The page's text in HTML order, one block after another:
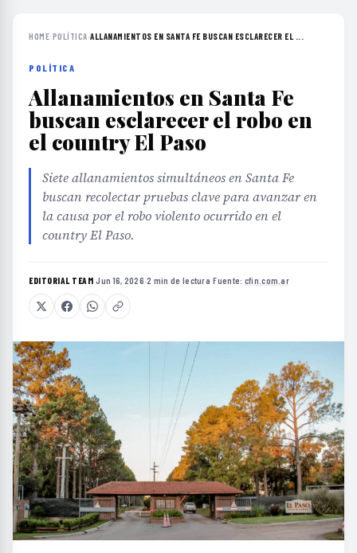
HOME›POLÍTICA›ALLANAMIENTOS EN SANTA FE BUSCAN ESCLARECER EL ...
POLÍTICA
Allanamientos en Santa Fe
buscan esclarecer el robo en
el country El Paso
Siete allanamientos simultáneos en Santa Fe
buscan recolectar pruebas clave para avanzar en
la causa por el robo violento ocurrido en el
country El Paso.
EDITORIAL TEAM·Jun 16, 2026·2 min de lectura·Fuente: cfin.com.ar